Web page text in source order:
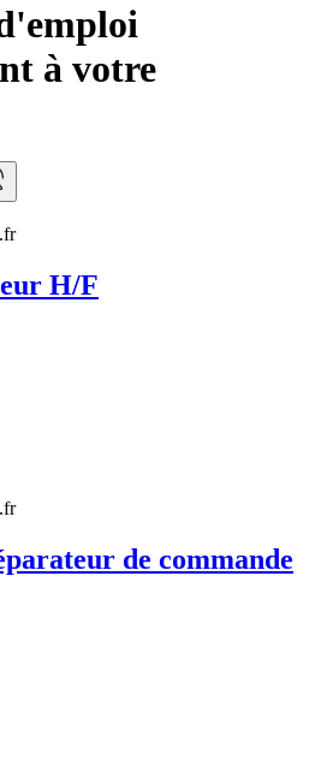
à votre
H/F
de commande